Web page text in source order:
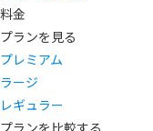
料金
プランを見る
プレミアム
ラージ
レギュラー